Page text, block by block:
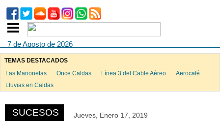
7 de Agosto de 2026
TEMAS DESTACADOS
Las Marionetas
Once Caldas Línea 3 del Cable Aéreo
Aerocafé
Lluvias en Caldas
SUCESOS Jueves, Enero 17, 2019